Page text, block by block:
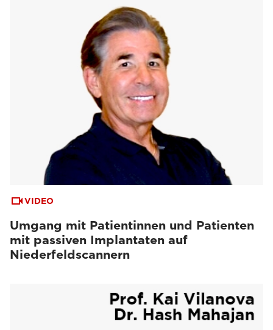
VIDEO
Umgang mit Patientinnen und Patienten
mit passiven Implantaten auf
Niederfeldscannern